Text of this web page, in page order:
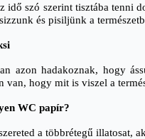
idő szó szerint tisztába tenni
és pisiljünk a
azon hadakoznak, hogy
van, hogy mit is viszel a
WC papír?
a többrétegű illatosat,